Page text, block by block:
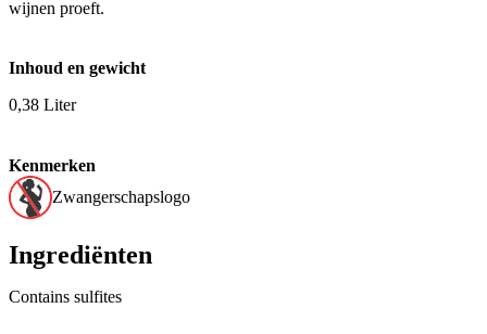
wijnen proeft.
Inhoud en gewicht
0,38 Liter
Kenmerken
Zwangerschapslogo
Ingrediënten
Contains sulfites